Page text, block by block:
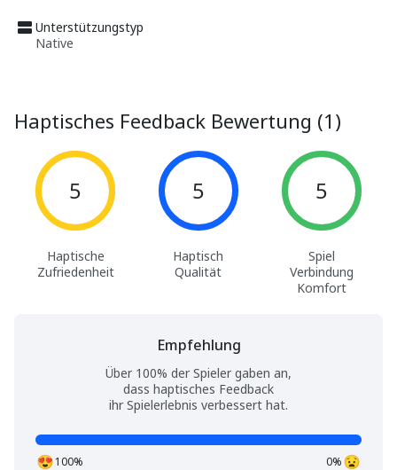
Unterstützungstyp
Native
Haptisches Feedback Bewertung (1)
5
Haptische
Zufriedenheit
5
Haptisch
Qualität
5
Spiel
Verbindung
Komfort
Empfehlung
Über 100% der Spieler gaben an,
dass haptisches Feedback
ihr Spielerlebnis verbessert hat.
100% 0%